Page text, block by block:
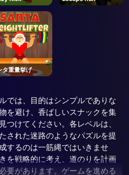
タ重量挙げ
では、目的はシンプルでありな
を避け、香ばしいスナックを集
つけてください。各レベルは、
された迷路のようなパズルを提
するのは一筋縄ではいきませ
を戦略的に考え、道のりを計画
要があります。ゲームを進める